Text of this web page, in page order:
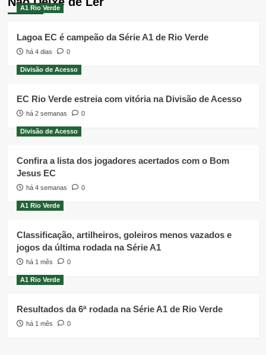
A1 Rio Verde
Lagoa EC é campeão da Série A1 de Rio Verde
há 4 dias 0
Divisão de Acesso
EC Rio Verde estreia com vitória na Divisão de Acesso
há 2 semanas 0
Divisão de Acesso
Confira a lista dos jogadores acertados com o Bom
Jesus EC
há 4 semanas 0
A1 Rio Verde
Classificação, artilheiros, goleiros menos vazados e
jogos da última rodada na Série A1
há 1 mês 0
A1 Rio Verde
Resultados da 6ª rodada na Série A1 de Rio Verde
há 1 mês 0